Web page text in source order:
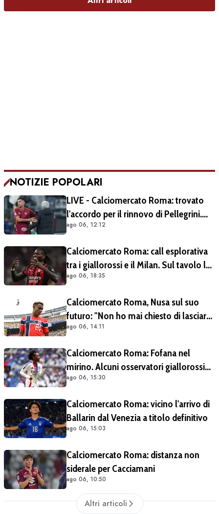
NOTIZIE POPOLARI
LIVE - Calciomercato Roma: trovato
l'accordo per il rinnovo di Pellegrini.
Prolungamento di un solo anno
ago 06, 12:12
Calciomercato Roma: call esplorativa
tra i giallorossi e il Milan. Sul tavolo le
situazioni di Leao e Soulé
ago 06, 18:35
Calciomercato Roma, Nusa sul suo
futuro: "Non ho mai chiesto di lasciare
il Lipsia". Giallorossi ancora al lavoro
ago 06, 14:11
Calciomercato Roma: Fofana nel
mirino. Alcuni osservatori giallorossi
presenti nel match di Champions con il
ago 06, 15:30
Calciomercato Roma: vicino l'arrivo di
Ballarin dal Venezia a titolo definitivo
ago 06, 15:03
Calciomercato Roma: distanza non
siderale per Cacciamani
ago 06, 10:50
Altri articoli